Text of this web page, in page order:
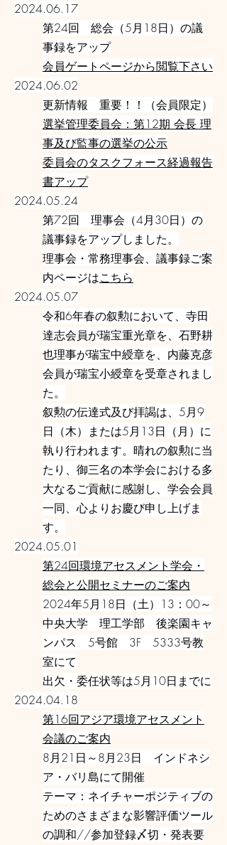
2024.06.17
第24回 総会（5月18日）の議
事録をアップ
会員ゲートページから閲覧下さい
2024.06.02
更新情報 重要！！（会員限定）
選挙管理委員会：第12期 会長 理
事及び監事の選挙の公示
委員会のタスクフォース経過報告
書アップ
2024.05.24
第72回 理事会（4月30日）の
議事録をアップしました。
理事会・常務理事会、議事録ご案
内ページはこちら
2024.05.07
令和6年春の叙勲において、寺田
達志会員が瑞宝重光章を、石野耕
也理事が瑞宝中綬章を、内藤克彦
会員が瑞宝小綬章を受章されまし
た。
叙勲の伝達式及び拝謁は、5月9
日（木）または5月13日（月）に
執り行われます。晴れの叙勲に当
たり、御三名の本学会における多
大なるご貢献に感謝し、学会会員
一同、心よりお慶び申し上げま
す。
2024.05.01
第24回環境アセスメント学会・
総会と公開セミナーのご案内
2024年5月18日（土）13：00～
中央大学 理工学部 後楽園キャ
ンパス 5号館 3F 5333号教
室にて
出欠・委任状等は5月10日までに
2024.04.18
第16回アジア環境アセスメント
会議のご案内
8月21日～8月23日 インドネシ
ア・バリ島にて開催
テーマ：ネイチャーポジティブの
ためのさまざまな影響評価ツール
の調和//参加登録〆切・発表要